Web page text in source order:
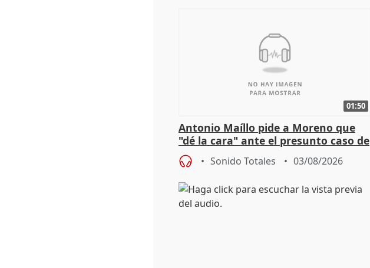
01:50
Antonio Maíllo pide a Moreno que
"dé la cara" ante el presunto caso de
acoso del CEO de ADM
Sonido Totales 03/08/2026